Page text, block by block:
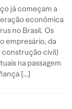
já começam a
econômica
no Brasil. Os
empresário, da
construção civil)
na passagem
[…]